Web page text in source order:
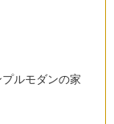
ルモダンの家